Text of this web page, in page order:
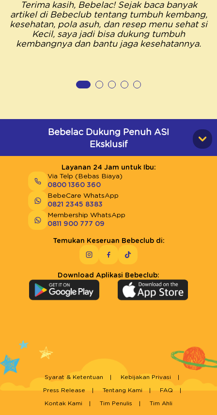
Terima kasih, Bebelac! Sejak baca banyak
artikel di Bebeclub tentang tumbuh kembang,
kesehatan, pola asuh, dan resep menu sehat si
Kecil, saya jadi bisa dukung tumbuh
kembangnya dan bantu jaga kesehatannya.
Bebelac Dukung Penuh ASI
Eksklusif
Layanan 24 Jam untuk Ibu:
Via Telp (Bebas Biaya)
0800 1360 360
BebeCare WhatsApp
0821 2345 8383
Membership WhatsApp
0811 900 777 09
Temukan Keseruan Bebeclub di:
Download Aplikasi Bebeclub:
Syarat & Ketentuan Kebijakan Privasi
Press Release Tentang Kami FAQ
Kontak Kami Tim Penulis Tim Ahli